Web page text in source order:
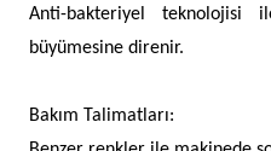
Anti-bakteriyel teknolojisi
büyümesine direnir.
Bakım Talimatları: